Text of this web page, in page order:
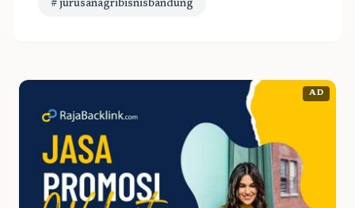
# jurusanagribisnisbandung
AD